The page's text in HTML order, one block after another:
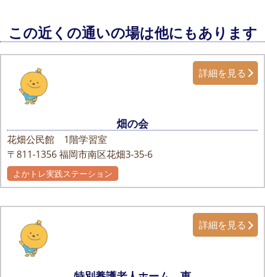
この近くの通いの場は他にもあります
畑の会
花畑公民館 1階学習室
〒811-1356福岡市南区花畑3-35-6
詳細を見る
よかトレ実践ステーション
詳細を見る